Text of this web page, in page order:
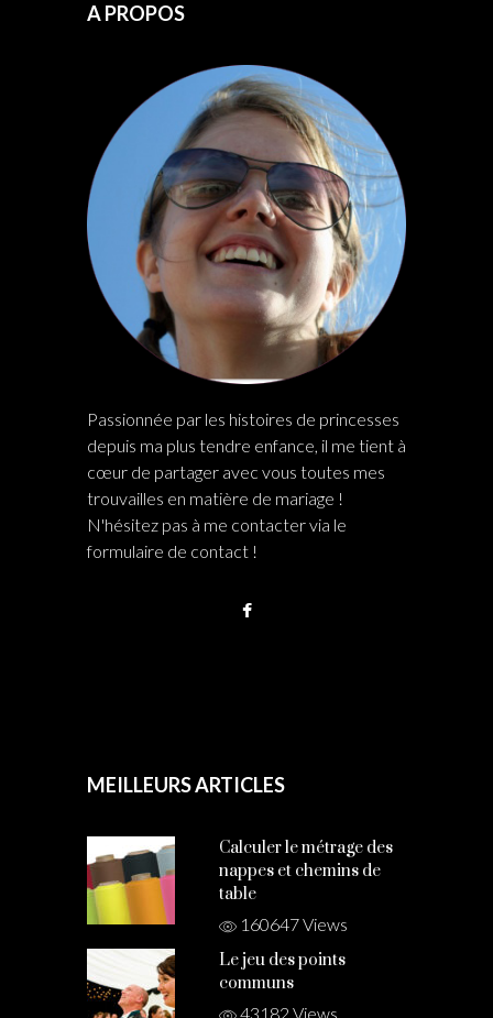
A PROPOS
Passionnée par les histoires de princesses
depuis ma plus tendre enfance, il me tient à
cœur de partager avec vous toutes mes
trouvailles en matière de mariage !
N'hésitez pas à me contacter via le
formulaire de contact !
MEILLEURS ARTICLES
Calculer le métrage des
nappes et chemins de
table
160647 Views
Le jeu des points
communs
43182 Views